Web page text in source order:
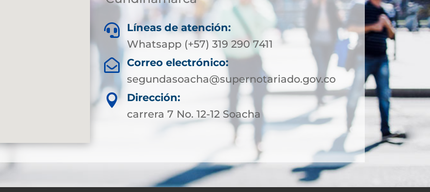

Líneas de atención:
Whatsapp (+57) 319 290 7411

Correo electrónico:
segundasoacha@supernotariado.gov.co

Dirección:
carrera 7 No. 12-12 Soacha